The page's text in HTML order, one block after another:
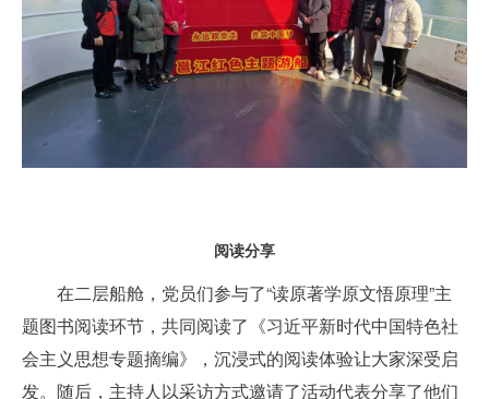
阅读分享
在二层船舱，党员们参与了“读原著学原文悟原理”主
题图书阅读环节，共同阅读了《习近平新时代中国特色社
会主义思想专题摘编》，沉浸式的阅读体验让大家深受启
发。随后，主持人以采访方式邀请了活动代表分享了他们